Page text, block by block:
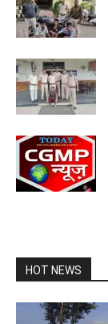
HOT NEWS